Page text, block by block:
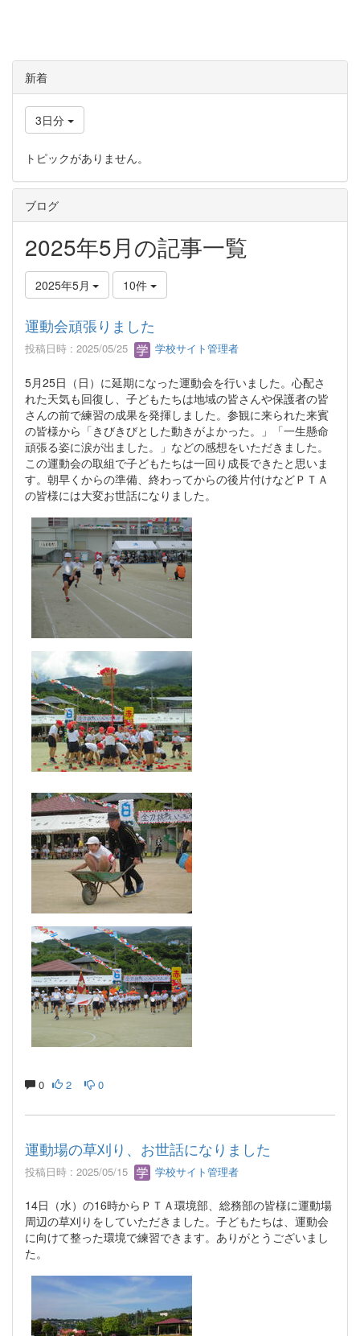
新着
3日分
トピックがありません。
ブログ
2025年5月の記事一覧
2025年5月 10件
運動会頑張りました
投稿日時 : 2025/05/25 学校サイト管理者
5月25日（日）に延期になった運動会を行いました。心配さ
れた天気も回復し、子どもたちは地域の皆さんや保護者の皆
さんの前で練習の成果を発揮しました。参観に来られた来賓
の皆様から「きびきびとした動きがよかった。」「一生懸命
頑張る姿に涙が出ました。」などの感想をいただきました。
この運動会の取組で子どもたちは一回り成長できたと思いま
す。朝早くからの準備、終わってからの後片付けなどＰＴＡ
の皆様には大変お世話になりました。
0 2 0
運動場の草刈り、お世話になりました
投稿日時 : 2025/05/15 学校サイト管理者
14日（水）の16時からＰＴＡ環境部、総務部の皆様に運動場
周辺の草刈りをしていただきました。子どもたちは、運動会
に向けて整った環境で練習できます。ありがとうございまし
た。